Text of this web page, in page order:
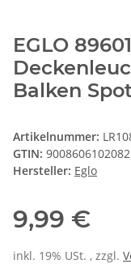
EGLO
Balken
Artikelnummer:
GTIN: 9008606102082
Hersteller: Eglo
9,99 €
inkl. 19% USt. , zzgl.